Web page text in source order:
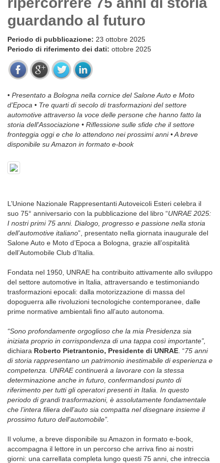
guardando al futuro
Periodo di pubblicazione: 23 ottobre 2025
Periodo di riferimento dei dati: ottobre 2025
• Presentato a Bologna nella cornice del Salone Auto e Moto
d’Epoca • Tre quarti di secolo di trasformazioni del settore
automotive attraverso la voce delle persone che hanno fatto la
storia dell'Associazione • Riflessione sulle sfide che il settore
fronteggia oggi e che lo attendono nei prossimi anni • A breve
disponibile su Amazon in formato e-book
L’Unione Nazionale Rappresentanti Autoveicoli Esteri celebra il
suo 75° anniversario con la pubblicazione del libro “UNRAE 2025:
I nostri primi 75 anni. Dialogo, progresso e passione nella storia
dell’automotive italiano”, presentato nella giornata inaugurale del
Salone Auto e Moto d’Epoca a Bologna, grazie all’ospitalità
dell’Automobile Club d’Italia.
Fondata nel 1950, UNRAE ha contribuito attivamente allo sviluppo
del settore automotive in Italia, attraversando e testimoniando
trasformazioni epocali: dalla motorizzazione di massa del
dopoguerra alle rivoluzioni tecnologiche contemporanee, dalle
prime normative ambientali fino all’auto autonoma.
“Sono profondamente orgoglioso che la mia Presidenza sia
iniziata proprio in corrispondenza di una tappa così importante”,
dichiara Roberto Pietrantonio, Presidente di UNRAE . “75 anni
di storia rappresentano un patrimonio inestimabile di esperienza e
competenza. UNRAE continuerà a lavorare con la stessa
determinazione anche in futuro, confermandosi punto di
riferimento per tutti gli operatori presenti in Italia. In questo
periodo di grandi trasformazioni, è assolutamente fondamentale
che l’intera filiera dell’auto sia compatta nel disegnare insieme il
prossimo futuro dell'automobile”.
Il volume, a breve disponibile su Amazon in formato e-book,
accompagna il lettore in un percorso che arriva fino ai nostri
giorni: una carrellata completa lungo questi 75 anni, che intreccia